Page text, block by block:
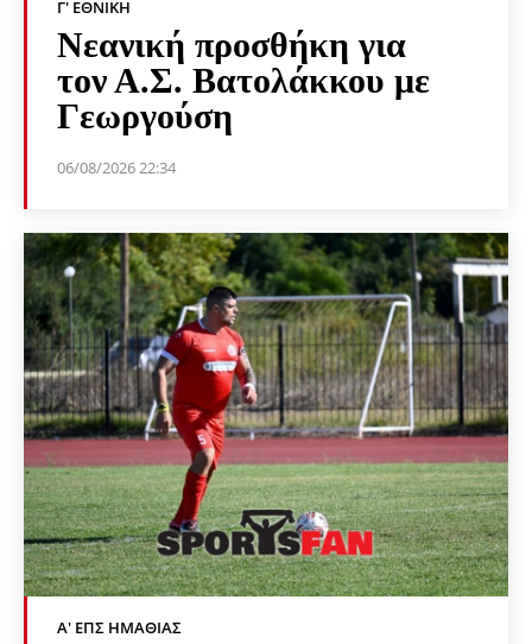
Γ' ΕΘΝΙΚΉ
Νεανική προσθήκη για
τον Α.Σ. Βατολάκκου με
Γεωργούση
06/08/2026 22:34
Α' ΕΠΣ ΗΜΑΘΊΑΣ